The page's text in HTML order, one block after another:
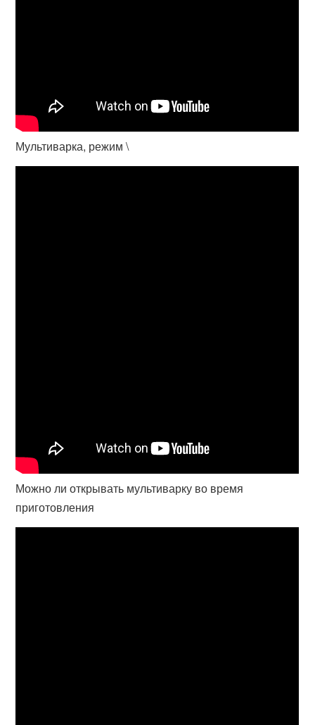
Мультиварка, режим \
Можно ли открывать мультиварку во время
приготовления